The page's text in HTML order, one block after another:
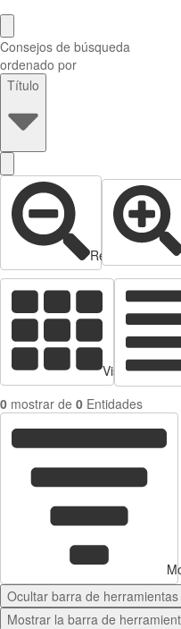
Consejos de búsqueda
ordenado por
Título
Reducir zoom
Vista de
0 mostrar de 0 Entidades
Ocultar barra de herramientas
Mostrar la barra de